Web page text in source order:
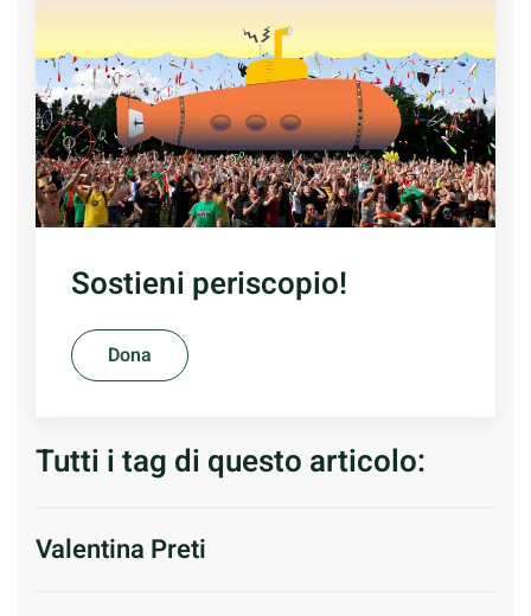
Sostieni periscopio!
Dona
Tutti i tag di questo articolo:
Valentina Preti